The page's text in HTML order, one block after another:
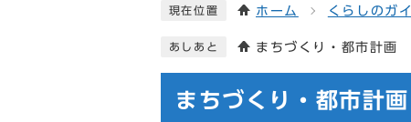
現在位置 ホーム くらしのガ
あしあと まちづくり・都市計画
まちづくり・都市計画